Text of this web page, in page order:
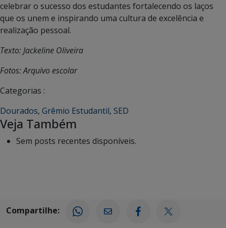
celebrar o sucesso dos estudantes fortalecendo os laços
que os unem e inspirando uma cultura de excelência e
realização pessoal.
Texto: Jackeline Oliveira
Fotos: Arquivo escolar
Categorias :
Dourados, Grêmio Estudantil, SED
Veja Também
Sem posts recentes disponíveis.
Compartilhe: